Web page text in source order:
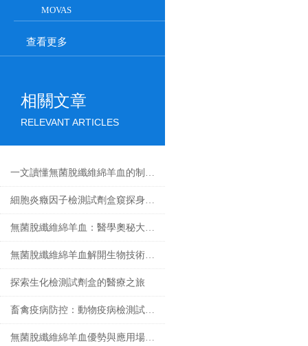
MOVAS
查看更多
相關文章
RELEVANT ARTICLES
一文讀懂無菌脫纖維綿羊血的制備工藝
細胞炎癥因子檢測試劑盒窺探身體內部的戰爭
無菌脫纖維綿羊血：醫學奧秘大揭秘！
無菌脫纖維綿羊血解開生物技術的奇跡
探索生化檢測試劑盒的醫療之旅
畜禽疫病防控：動物疫病檢測試劑盒的核心作用
無菌脫纖維綿羊血優勢與應用場景匯總